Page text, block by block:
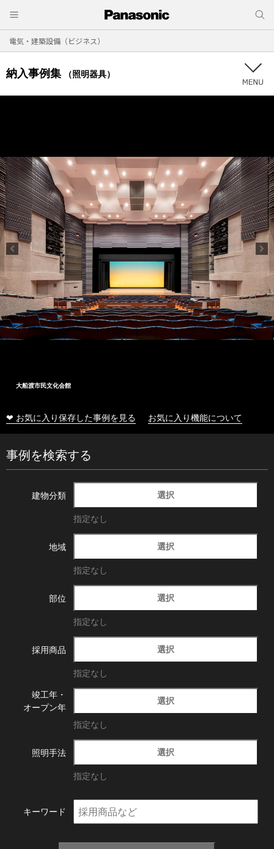
電気・建築設備（ビジネス）
納入事例集 （照明器具）
大船渡市民文化会館
❤ お気に入り保存した事例を見る お気に入り機能について
事例を検索する
建物分類 選択
指定なし
地域 選択
指定なし
部位 選択
指定なし
採用商品 選択
指定なし
竣工年・
オープン年
選択
指定なし
照明手法 選択
指定なし
キーワード